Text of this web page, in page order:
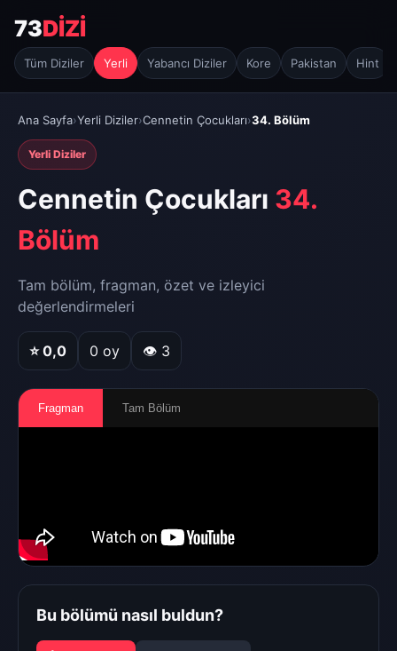
73DİZİ
Tüm Diziler Yerli Yabancı Diziler Kore Pakistan Hint
Ana Sayfa›Yerli Diziler›Cennetin Çocukları›34. Bölüm
Yerli Diziler
Cennetin Çocukları 34.
Bölüm
Tam bölüm, fragman, özet ve izleyici
değerlendirmeleri
⭐0,0 0 oy 👁 3
Fragman Tam Bölüm
Bu bölümü nasıl buldun?